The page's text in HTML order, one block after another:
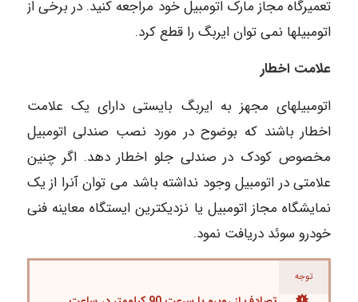
تعمیرگاه مجاز مارک اتومبیل خود مراجعه کنید. در برخی از
اتومبیلها نمی توان ایربگ را قطع کرد.
علامت اخطار
اتومبیلهای مجهز به ایربگ بایستی دارای یک علامت
اخطار باشند که بوضوح در مورد نصب صندلی اتومبیل
مخصوص کودک در صندلی جلو اخطار دهد. اگر چنین
علامتی در اتومبیل وجود نداشته باشد می توان آنرا از یک
نمایشگاه مجاز اتومبیل یا نزدیکترین ایستگاه معاینه فنی
خودرو سوئد دریافت نمود.
توجه